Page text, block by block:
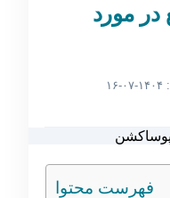
در مورد
فهرست محتوا